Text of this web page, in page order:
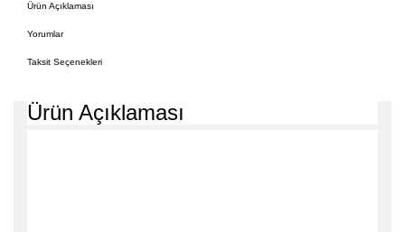
Ürün Açıklaması
Yorumlar
Taksit Seçenekleri
Ürün Açıklaması